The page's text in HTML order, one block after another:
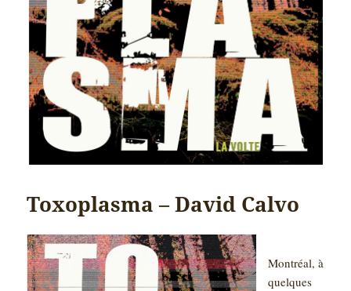
Toxoplasma – David Calvo
Montréal, à
quelques